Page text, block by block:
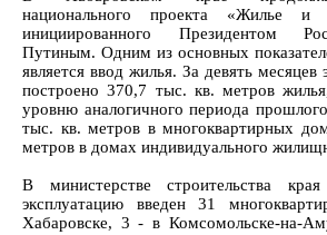
национального проекта «Жилье и
инициированного Президентом
Путиным. Одним из основных
является ввод жилья. За девять месяцев
построено 370,7 тыс. кв. метров
уровню аналогичного периода
тыс. кв. метров в многоквартирных
метров в домах индивидуального
В министерстве строительства
эксплуатацию введен 31
Хабаровске, 3 - в Комсомольске-на-